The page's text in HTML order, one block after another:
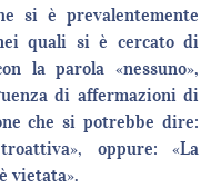
si è prevalentemente
quali si è cercato di
la parola «nessuno»,
di affermazioni di
che si potrebbe dire:
oppure: «La
vietata».